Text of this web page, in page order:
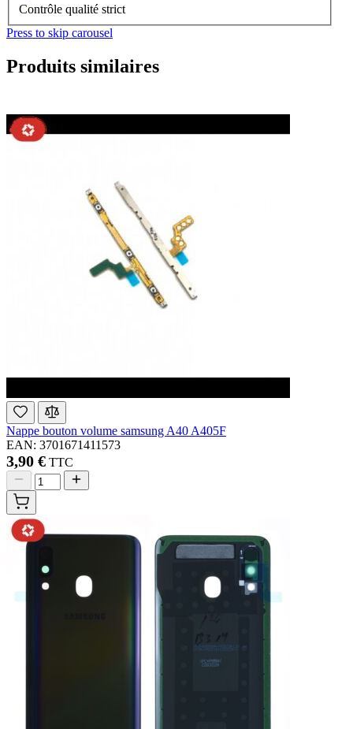
Contrôle qualité strict
Press to skip carousel
Produits similaires
Nappe bouton volume samsung A40 A405F
EAN: 3701671411573
3,90 € TTC